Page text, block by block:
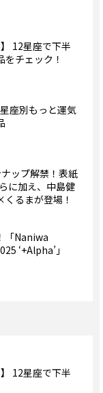
12星座で下半
チェック！
座別もっと運気
ップ解禁！表紙
に加え、中島健
るまが登場！
「Naniwa
‘+Alpha’」
12星座で下半